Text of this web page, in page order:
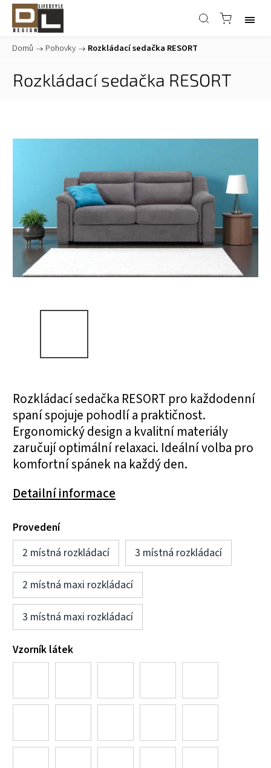
Domů / Pohovky / Rozkládací sedačka RESORT
Rozkládací sedačka RESORT
Rozkládací sedačka RESORT pro každodenní
spaní spojuje pohodlí a praktičnost.
Ergonomický design a kvalitní materiály
zaručují optimální relaxaci. Ideální volba pro
komfortní spánek na každý den.
Detailní informace
Provedení
2 místná rozkládací
3 místná rozkládací
2 místná maxi rozkládací
3 místná maxi rozkládací
Vzorník látek